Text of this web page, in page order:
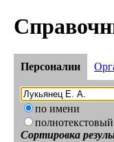
Персоналии
по имени
полнотекстовый
Сортировка